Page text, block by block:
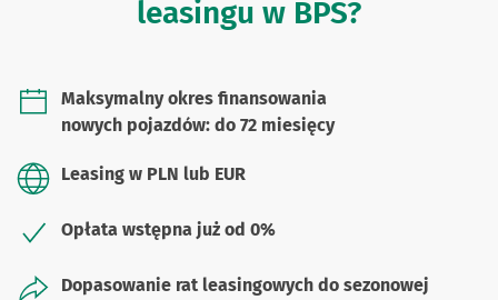
leasingu w BPS?
Maksymalny okres finansowania
nowych pojazdów: do 72 miesięcy
Leasing w PLN lub EUR
Opłata wstępna już od 0%
Dopasowanie rat leasingowych do sezonowej